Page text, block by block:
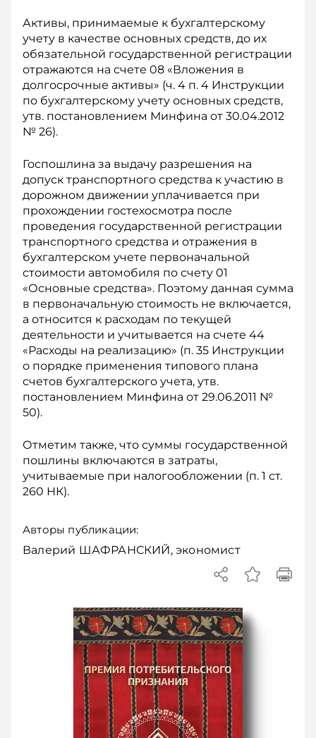
Активы, принимаемые к бухгалтерскому
учету в качестве основных средств, до их
обязательной государственной регистрации
отражаются на счете 08 «Вложения в
долгосрочные активы» (ч. 4 п. 4 Инструкции
по бухгалтерскому учету основных средств,
утв. постановлением Минфина от 30.04.2012
№ 26).
Госпошлина за выдачу разрешения на
допуск транспортного средства к участию в
дорожном движении уплачивается при
прохождении гостехосмотра после
проведения государственной регистрации
транспортного средства и отражения в
бухгалтерском учете первоначальной
стоимости автомобиля по счету 01
«Основные средства». Поэтому данная сумма
в первоначальную стоимость не включается,
а относится к расходам по текущей
деятельности и учитывается на счете 44
«Расходы на реализацию» (п. 35 Инструкции
о порядке применения типового плана
счетов бухгалтерского учета, утв.
постановлением Минфина от 29.06.2011 №
50).
Отметим также, что суммы государственной
пошлины включаются в затраты,
учитываемые при налогообложении (п. 1 ст.
260 НК).
Авторы публикации:
Валерий ШАФРАНСКИЙ, экономист